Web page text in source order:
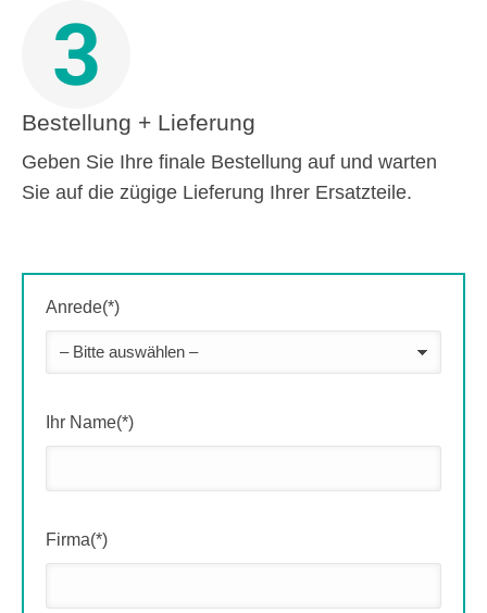
3
Bestellung + Lieferung
Geben Sie Ihre finale Bestellung auf und warten
Sie auf die zügige Lieferung Ihrer Ersatzteile.
Anrede(*)
Ihr Name(*)
Firma(*)